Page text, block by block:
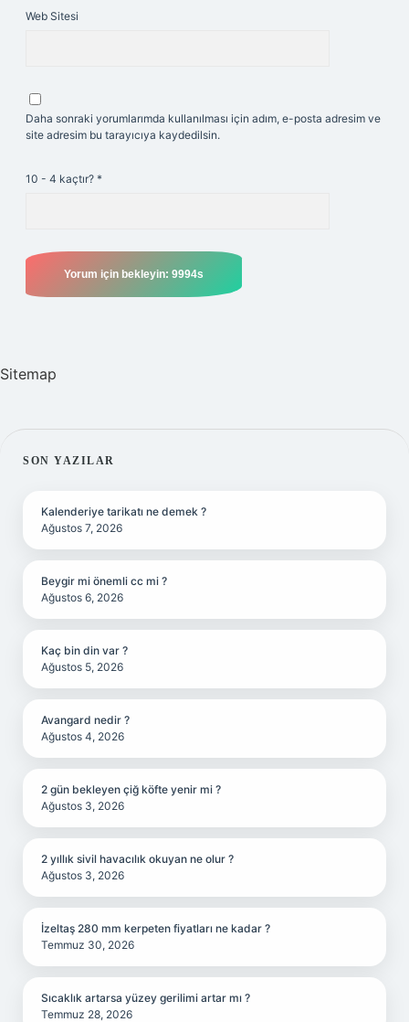
Web Sitesi
Daha sonraki yorumlarımda kullanılması için adım, e-posta adresim ve
site adresim bu tarayıcıya kaydedilsin.
10 - 4 kaçtır? *
Sitemap
SIDEBAR
SON YAZILAR
Kalenderiye tarikatı ne demek ?
Ağustos 7, 2026
Beygir mi önemli cc mi ?
Ağustos 6, 2026
Kaç bin din var ?
Ağustos 5, 2026
Avangard nedir ?
Ağustos 4, 2026
2 gün bekleyen çiğ köfte yenir mi ?
Ağustos 3, 2026
2 yıllık sivil havacılık okuyan ne olur ?
Ağustos 3, 2026
İzeltaş 280 mm kerpeten fiyatları ne kadar ?
Temmuz 30, 2026
Sıcaklık artarsa yüzey gerilimi artar mı ?
Temmuz 28, 2026